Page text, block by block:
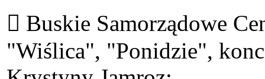
 Buskie Samorządowe
"Wiślica", "Ponidzie",